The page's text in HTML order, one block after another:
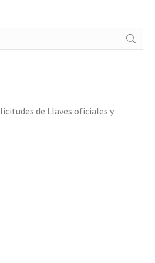
de Llaves oficiales y